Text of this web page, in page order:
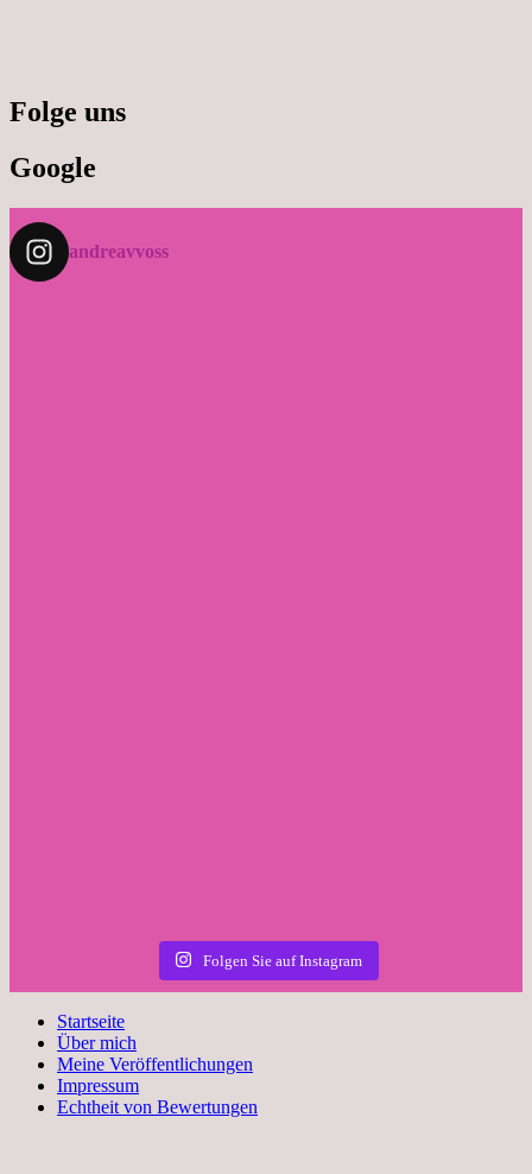
Folge uns
Google
andreavvoss
Folgen Sie auf Instagram
Startseite
Über mich
Meine Veröffentlichungen
Impressum
Echtheit von Bewertungen